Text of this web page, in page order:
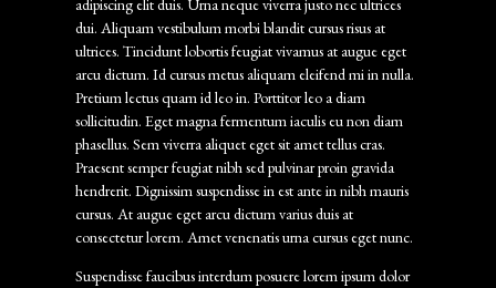
adipiscing elit duis. Urna neque viverra justo nec ultrices
dui. Aliquam vestibulum morbi blandit cursus risus at
ultrices. Tincidunt lobortis feugiat vivamus at augue eget
arcu dictum. Id cursus metus aliquam eleifend mi in nulla.
Pretium lectus quam id leo in. Porttitor leo a diam
sollicitudin. Eget magna fermentum iaculis eu non diam
phasellus. Sem viverra aliquet eget sit amet tellus cras.
Praesent semper feugiat nibh sed pulvinar proin gravida
hendrerit. Dignissim suspendisse in est ante in nibh mauris
cursus. At augue eget arcu dictum varius duis at
consectetur lorem. Amet venenatis urna cursus eget nunc.
Suspendisse faucibus interdum posuere lorem ipsum dolor